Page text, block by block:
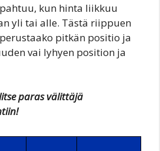
kun hinta liikkuu
yli tai alle. Tästä riippuen
pitkän positio ja
vai lyhyen position ja
paras välittäjä